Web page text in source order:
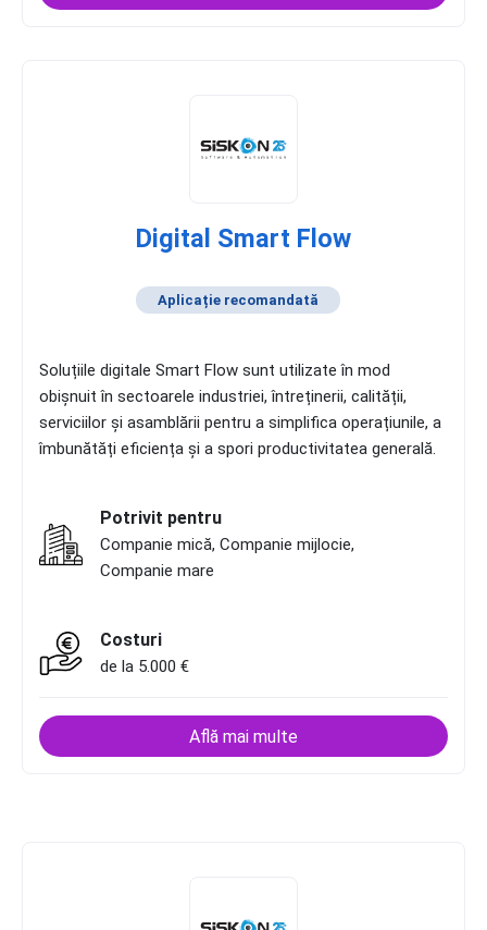
Digital Smart Flow
Aplicație recomandată
Soluțiile digitale Smart Flow sunt utilizate în mod
obișnuit în sectoarele industriei, întreținerii, calității,
serviciilor și asamblării pentru a simplifica operațiunile, a
îmbunătăți eficiența și a spori productivitatea generală.
Potrivit pentru
Companie mică, Companie mijlocie,
Companie mare
Costuri
de la 5.000 €
Află mai multe